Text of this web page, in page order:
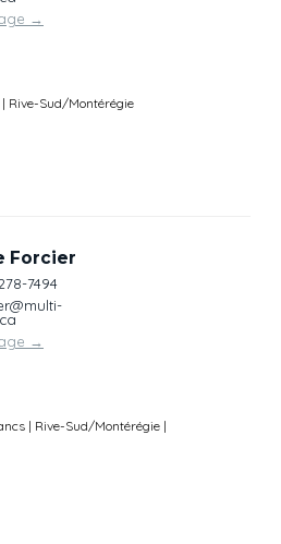
→
Rive-Sud/Montérégie
Forcier
7494
→
| Rive-Sud/Montérégie |